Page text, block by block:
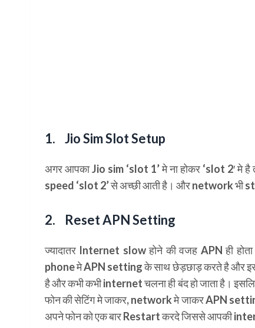
1. Jio Sim Slot Setup
अगर आपका Jio sim ‘slot 1’ मे ना होकर ‘slot 2′ मे
speed ‘slot 2’ से अच्छी आती है। और network भी
2. Reset APN Setting
ज्यादातर Internet slow होने की वजह APN ही
phone मे APN setting के साथ छेड़छाड़ करते है और
है और कभी कभी internet चलना ही बंद हो जाता है।
फोन की सेटिंग मे जाकर, network मे जाकर APN
अपने फोन को एक बार Restart करदे जिससे आपकी